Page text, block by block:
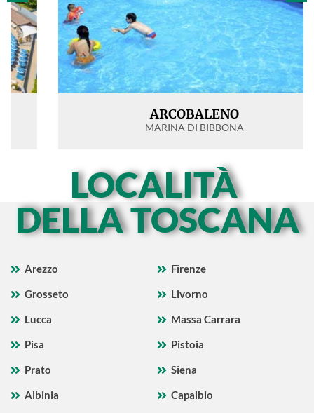
ARCOBALENO
MARINA DI BIBBONA
LOCALITÀ
DELLA TOSCANA
Arezzo
Firenze
Grosseto
Livorno
Lucca
Massa Carrara
Pisa
Pistoia
Prato
Siena
Albinia
Capalbio